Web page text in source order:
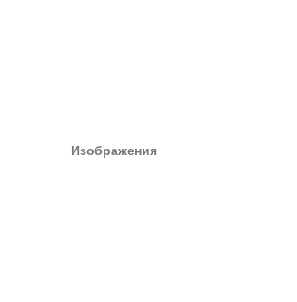
Изображения